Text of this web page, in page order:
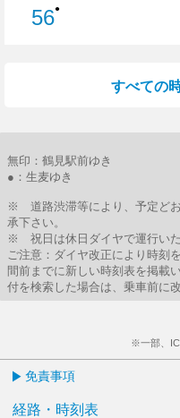
56●
すべての
無印：鶴見駅前ゆき
●：生麦ゆき
※ 道路渋滞等により、予定ど
承下さい。
※ 祝日は休日ダイヤで運行いた
ご注意：ダイヤ改正により時刻
間前までに新しい時刻表を掲載
付を検索した場合は、乗車前に
※一部、IC
免責事項
経路・時刻表